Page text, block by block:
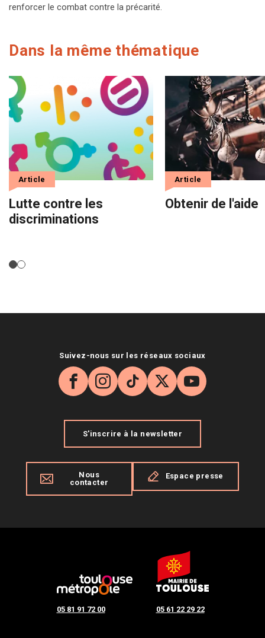
renforcer le combat contre la précarité.
Dans la même thématique
Lutte contre les
discriminations
Article
Obtenir de l'aide
Article
05 81 91 72 00 05 61 22 29 22
Suivez-nous sur les réseaux sociaux
Facebook
Instagram
TikTok
X YouTube
S'inscrire à la newsletter
Nous
contacter
Espace presse